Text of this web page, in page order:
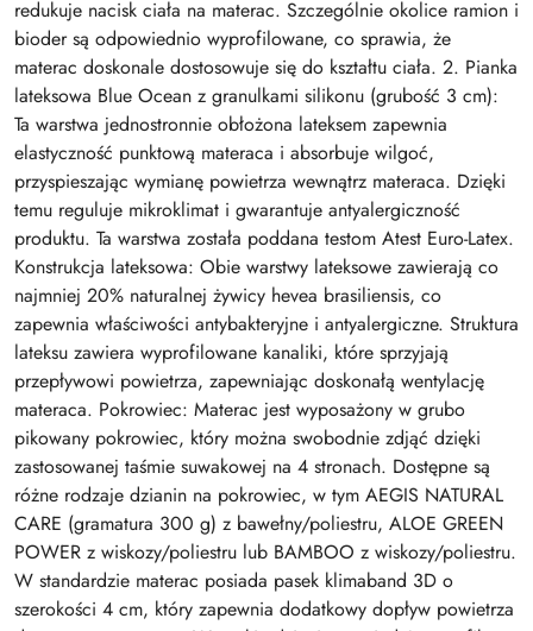
redukuje nacisk ciała na materac. Szczególnie okolice ramion i
bioder są odpowiednio wyprofilowane, co sprawia, że
materac doskonale dostosowuje się do kształtu ciała. 2. Pianka
lateksowa Blue Ocean z granulkami silikonu (grubość 3 cm):
Ta warstwa jednostronnie obłożona lateksem zapewnia
elastyczność punktową materaca i absorbuje wilgoć,
przyspieszając wymianę powietrza wewnątrz materaca. Dzięki
temu reguluje mikroklimat i gwarantuje antyalergiczność
produktu. Ta warstwa została poddana testom Atest Euro-Latex.
Konstrukcja lateksowa: Obie warstwy lateksowe zawierają co
najmniej 20% naturalnej żywicy hevea brasiliensis, co
zapewnia właściwości antybakteryjne i antyalergiczne. Struktura
lateksu zawiera wyprofilowane kanaliki, które sprzyjają
przepływowi powietrza, zapewniając doskonałą wentylację
materaca. Pokrowiec: Materac jest wyposażony w grubo
pikowany pokrowiec, który można swobodnie zdjąć dzięki
zastosowanej taśmie suwakowej na 4 stronach. Dostępne są
różne rodzaje dzianin na pokrowiec, w tym AEGIS NATURAL
CARE (gramatura 300 g) z bawełny/poliestru, ALOE GREEN
POWER z wiskozy/poliestru lub BAMBOO z wiskozy/poliestru.
W standardzie materac posiada pasek klimaband 3D o
szerokości 4 cm, który zapewnia dodatkowy dopływ powietrza